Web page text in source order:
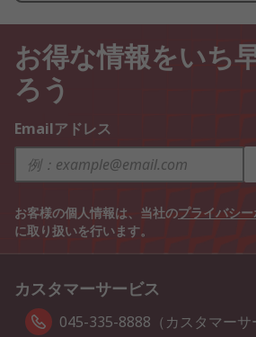
お得な情報をいち
ろう
Emailアドレス
お客様の個人情報は、当社のプライバシ
に取り扱いを行います。
カスタマーサービス
045-335-8888（カスタマーサ